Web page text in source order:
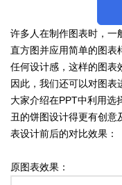
许多人在制作图表时，一
直方图并应用简单的图表
任何设计感，这样的图表
因此，我们还可以对图表
大家介绍在PPT中利用选
丑的饼图设计得更有创意
表设计前后的对比效果：
原图表效果：